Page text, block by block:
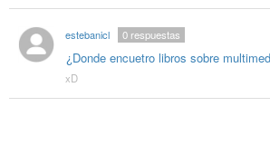
estebanicl
¿Donde encuetro libros sobre
0respuestas
xD